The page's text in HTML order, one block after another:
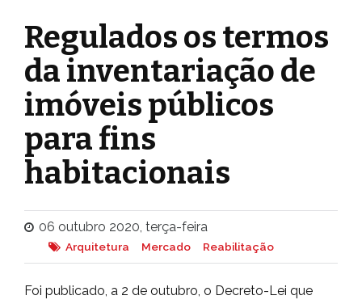
Regulados os termos
da inventariação de
imóveis públicos
para fins
habitacionais
06 outubro 2020, terça-feira
Arquitetura Mercado Reabilitação
Foi publicado, a 2 de outubro, o Decreto-Lei que